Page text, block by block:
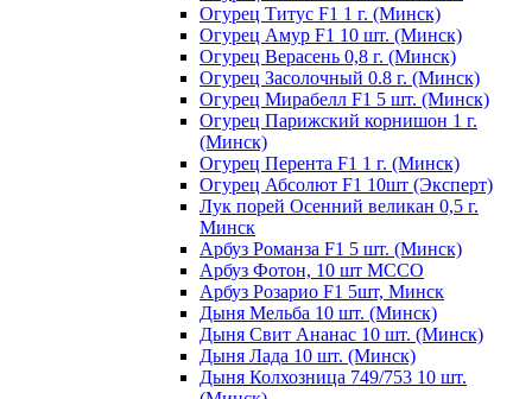
Огурец Титус F1 1 г. (Минск)
Огурец Амур F1 10 шт. (Минск)
Огурец Верасень 0,8 г. (Минск)
Огурец Засолочный 0.8 г. (Минск)
Огурец Мирабелл F1 5 шт. (Минск)
Огурец Парижский корнишон 1 г.
(Минск)
Огурец Перента F1 1 г. (Минск)
Огурец Абсолют F1 10шт (Эксперт)
Лук порей Осенний великан 0,5 г.
Минск
Арбуз Романза F1 5 шт. (Минск)
Арбуз Фотон, 10 шт МССО
Арбуз Розарио F1 5шт, Минск
Дыня Мельба 10 шт. (Минск)
Дыня Свит Ананас 10 шт. (Минск)
Дыня Лада 10 шт. (Минск)
Дыня Колхозница 749/753 10 шт.